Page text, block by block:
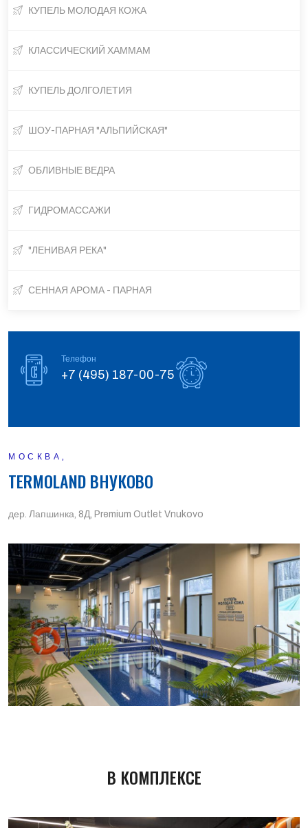
КУПЕЛЬ МОЛОДАЯ КОЖА
КЛАССИЧЕСКИЙ ХАММАМ
КУПЕЛЬ ДОЛГОЛЕТИЯ
ШОУ-ПАРНАЯ "АЛЬПИЙСКАЯ"
ОБЛИВНЫЕ ВЕДРА
ГИДРОМАССАЖИ
"ЛЕНИВАЯ РЕКА"
СЕННАЯ АРОМА - ПАРНАЯ
Телефон
+7 (495) 187-00-75
МОСКВА,
TERMOLAND ВНУКОВО
дер. Лапшинка, 8Д, Premium Outlet Vnukovo
В КОМПЛЕКСЕ